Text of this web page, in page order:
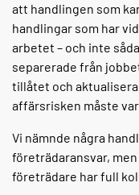
att handlingen som
handlingar som har
arbetet – och inte
separerade från
tillåtet och
affärsrisken måste
Vi nämnde några
företrädaransvar,
företrädare har full